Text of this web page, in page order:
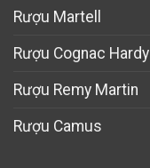
Rượu Martell
Rượu Cognac Hardy
Rượu Remy Martin
Rượu Camus